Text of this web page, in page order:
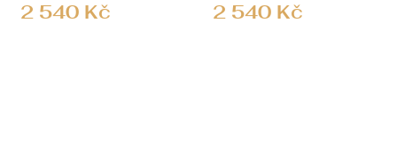
2 540 Kč 2 540 Kč